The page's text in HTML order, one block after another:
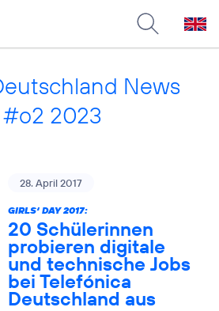
News
2023
28. April 2017
GIRLS‘ DAY 2017:
20 Schülerinnen
probieren digitale
und technische Jobs
bei Telefónica
Deutschland aus